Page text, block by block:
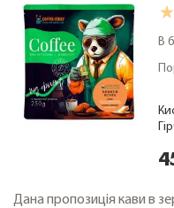
В
Дана пропозиція кави в